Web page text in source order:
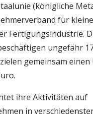
(königliche
für
Fertigungsindustrie.
ungefähr
gemeinsam einen
ihre Aktivitäten auf
in